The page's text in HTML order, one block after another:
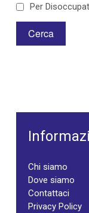
Per
Chi siamo
Dove siamo
Contattaci
Privacy Policy